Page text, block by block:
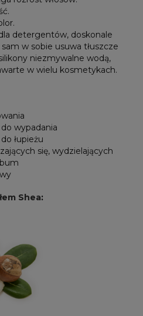
detergentów, doskonale
w sobie usuwa tłuszcze
niezmywalne wodą,
w wielu kosmetykach.
wypadania
łupieżu
się, wydzielających
Shea: